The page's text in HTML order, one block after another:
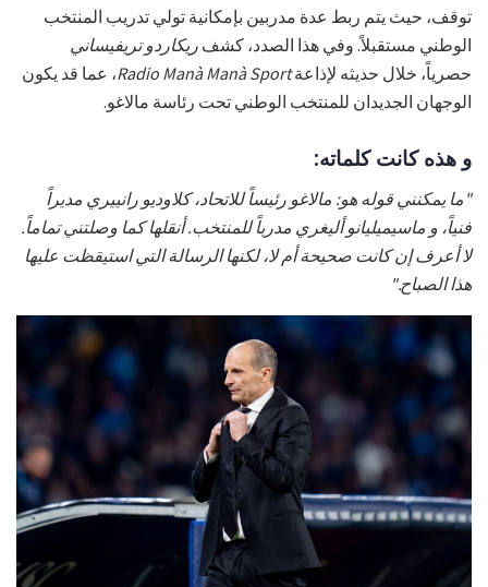
توقف، حيث يتم ربط عدة مدربين بإمكانية تولي تدريب المنتخب
الوطني مستقبلاً. وفي هذا الصدد، كشف ريكاردو تريفيساني
حصرياً، خلال حديثه لإذاعةRadio Manà Manà Sport، عما قد يكون
الوجهان الجديدان للمنتخب الوطني تحت رئاسة مالاغو.
و هذه كانت كلماته:
"ما يمكنني قوله هو: مالاغو رئيساً للاتحاد، كلاوديو رانييري مديراً
فنياً، و ماسيميليانو أليغري مدرباً للمنتخب. أنقلها كما وصلتني تماماً.
لا أعرف إن كانت صحيحة أم لا، لكنها الرسالة التي استيقظت عليها
هذا الصباح."